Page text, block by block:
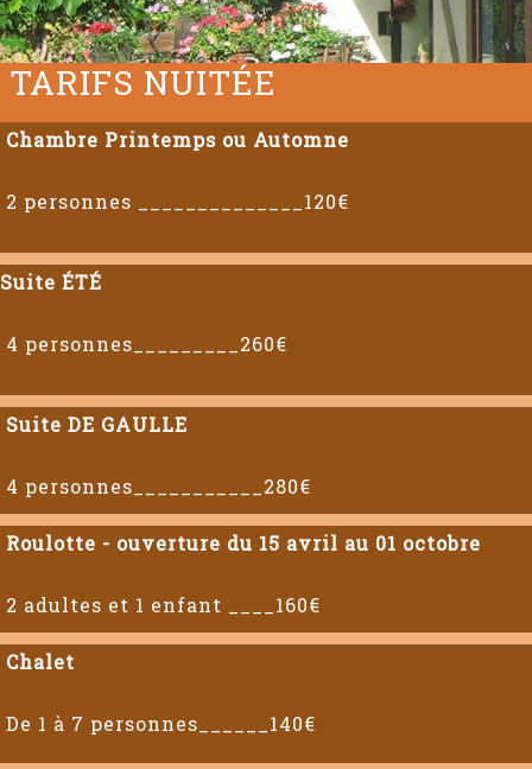
TARIFS NUITÉE
Chambre Printemps ou Automne
2 personnes ______________120€
Suite ÉTÉ
4 personnes_________260€
Suite DE GAULLE
4 personnes___________280€
Roulotte - ouverture du 15 avril au 01 octobre
2 adultes et 1 enfant ____160€
Chalet
De 1 à 7 personnes______140€